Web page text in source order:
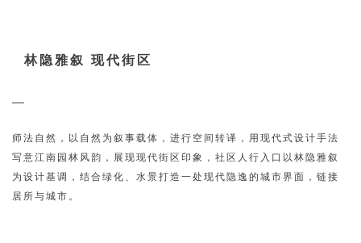
林隐雅叙 现代街区
师法自然，以自然为叙事载体，进行空间转译，用现代式设计手法
写意江南园林风韵，展现现代街区印象，社区人行入口以林隐雅叙
为设计基调，结合绿化、水景打造一处现代隐逸的城市界面，链接
居所与城市。